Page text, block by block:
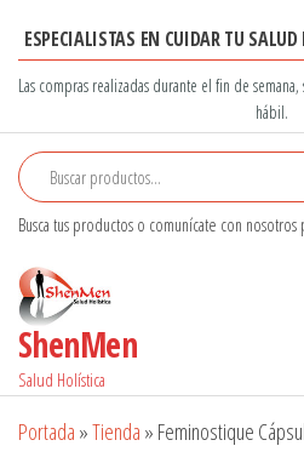
contenido
ESPECIALISTAS EN CUIDAR TU
Las compras realizadas durante el fin de
hábil.
Busca tus productos o comunícate con
ShenMen
Salud Holística
Portada »Tienda » Feminostique